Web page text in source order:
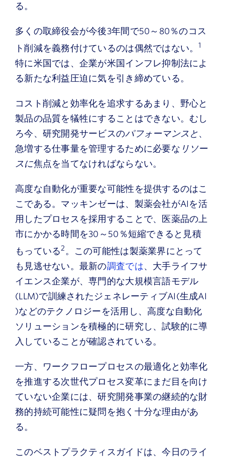
る。
多くの取締役会が今後3年間で50～80％のコス
ト削減を義務付けているのは偶然ではない。
1
特に米国では、企業が米国インフレ抑制法によ
る新たな利益圧迫に気を引き締めている。
コスト削減と効率化を追求するあまり、野心と
製品の品質を犠牲にすることはできない。むし
ろ今、研究開発サービスのパフォーマンスと、
急増する仕事量を管理するために必要な リソー
スに焦点を当てなければならない。
高度な自動化が重要な可能性を提供するのはこ
こである。マッキンゼーは、製薬会社がAIを活
用したプロセスを採用することで、医薬品の上
市にかかる時間を30～50％短縮できると見積
もっている2。この可能性は製薬業界にとって
も見逃せない。最新の調査では、大手ライフサ
イエンス企業が、専門的な大規模言語モデル
(LLM)で訓練されたジェネレーティブAI(生成AI
)などのテクノロジーを活用し、高度な自動化
ソリューションを積極的に研究し、試験的に導
入していることが確認されている。
一方、ワークフロープロセスの最適化と効率化
を推進する次世代プロセス変革にまだ目を向け
ていない企業には、研究開発事業の継続的な財
務的持続可能性に疑問を抱く十分な理由があ
る。
このベストプラクティスガイドは、今日のライ